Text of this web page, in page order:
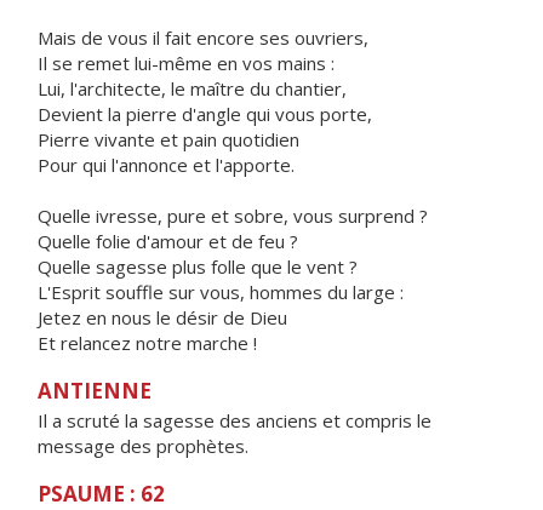
Mais de vous il fait encore ses ouvriers,
Il se remet lui-même en vos mains :
Lui, l'architecte, le maître du chantier,
Devient la pierre d'angle qui vous porte,
Pierre vivante et pain quotidien
Pour qui l'annonce et l'apporte.
Quelle ivresse, pure et sobre, vous surprend ?
Quelle folie d'amour et de feu ?
Quelle sagesse plus folle que le vent ?
L'Esprit souffle sur vous, hommes du large :
Jetez en nous le désir de Dieu
Et relancez notre marche !
ANTIENNE
Il a scruté la sagesse des anciens et compris le
message des prophètes.
PSAUME : 62